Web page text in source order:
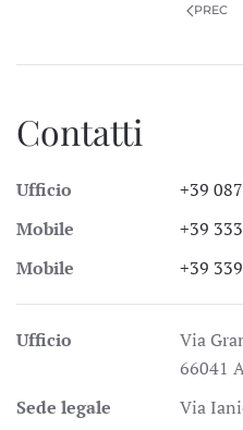
PREC
Contatti
Ufficio
+39
Mobile
+39
Mobile
+39
Ufficio
Via
66041
Sede legale
Via